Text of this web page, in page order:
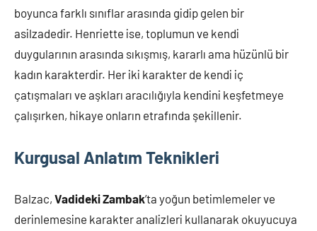
boyunca farklı sınıflar arasında gidip gelen bir
asilzadedir. Henriette ise, toplumun ve kendi
duygularının arasında sıkışmış, kararlı ama hüzünlü bir
kadın karakterdir. Her iki karakter de kendi iç
çatışmaları ve aşkları aracılığıyla kendini keşfetmeye
çalışırken, hikaye onların etrafında şekillenir.
Kurgusal Anlatım Teknikleri
Balzac, Vadideki Zambak’ta yoğun betimlemeler ve
derinlemesine karakter analizleri kullanarak okuyucuya